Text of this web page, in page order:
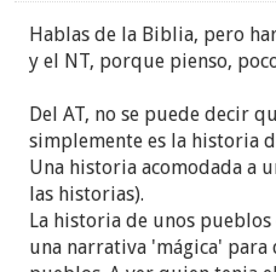
Hablas de la Biblia, pero
y el NT, porque pienso,
Del AT, no se puede decir
simplemente es la historia
Una historia acomodada a
las historias).
La historia de unos
una narrativa 'mágica'